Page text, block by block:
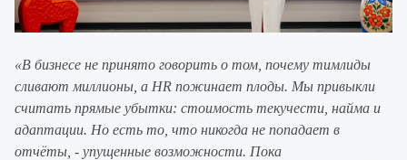
«В бизнесе не принято говорить о том, почему тимлиды
сливают миллионы, а HR пожинает плоды. Мы привыкли
считать прямые убытки: стоимость текучести, найма и
адаптации. Но есть то, что никогда не попадает в
отчёты, - упущенные возможности. Пока